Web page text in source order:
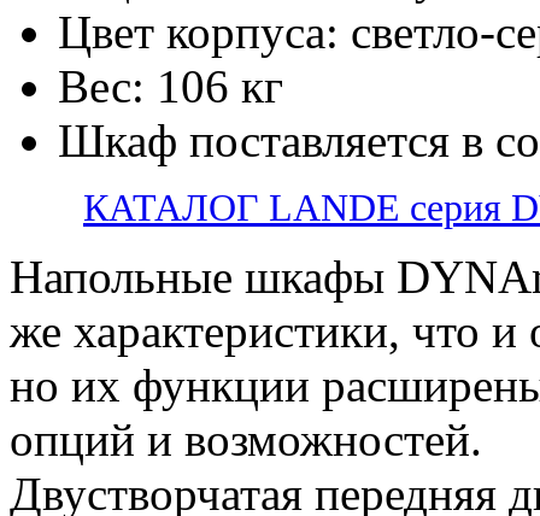
Цвет корпуса: светло-
Вес: 106 кг
Шкаф поставляется в
КАТАЛОГ LANDE серия
Напольные шкафы
же характеристики, что
но их функции
опций и возможностей.
Двустворчатая передняя